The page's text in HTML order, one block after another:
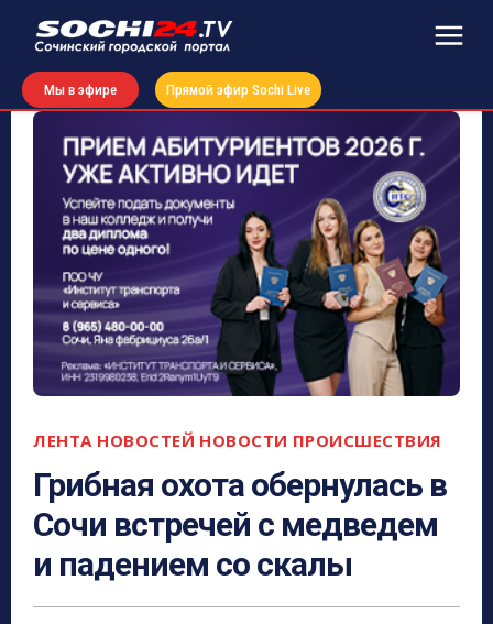
Мы в эфире Прямой эфир Sochi Live
ЛЕНТА НОВОСТЕЙ НОВОСТИ ПРОИСШЕСТВИЯ
Грибная охота обернулась в
Сочи встречей с медведем
и падением со скалы